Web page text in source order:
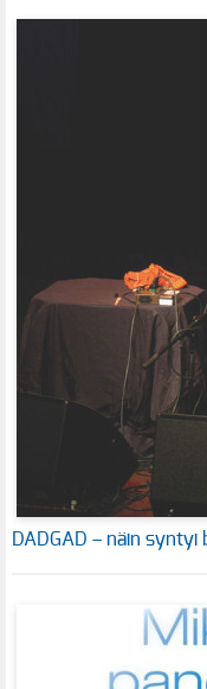
DADGAD – näin